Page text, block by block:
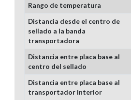
Rango de temperatura
Distancia desde el centro de
sellado a la banda
transportadora
Distancia entre placa base al
centro del sellado
Distancia entre placa base al
transportador interior